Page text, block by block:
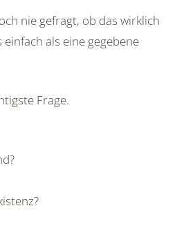
nie gefragt, ob das wirklich
als eine gegebene
Frage.